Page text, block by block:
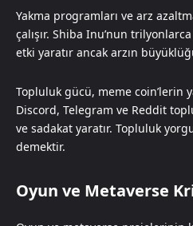
Yakma programları ve arz
çalışır. Shiba Inu’nun
etki yaratır ancak arzın
Topluluk gücü, meme coin’lerin
Discord, Telegram ve Reddit
ve sadakat yaratır. Topluluk
demektir.
Oyun ve Metaverse